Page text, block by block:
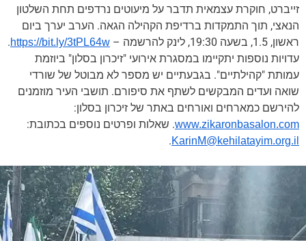
זייברט, חוקרת עצמאית תדבר על מיעוטים נרדפים תחת השלטון
הנאצי, תוך התמקדות ברדיפת הקהילה הגאה. הערב יערך ביום
ראשון, 1.5, בשעה 19:30, לינק להרשמה –
https://bit.ly/3tPL64w
.
עדויות נוספות יתקיימו במסגרת אירועי "זיכרון בסלון" ביוזמת
עמותת "קהילתיים". בגבעתיים יש מספר לא מבוטל של שורדי
שואה ועדים המבקשים לשתף את סיפורם. תושבי העיר מוזמנים
להירשם כמארחים ואורחים באתר של זיכרון בסלון:
www.zikaronbasalon.com. שאלות ופרטים נוספים בכתובת:
KarinM@kehilatayim.org.il
.